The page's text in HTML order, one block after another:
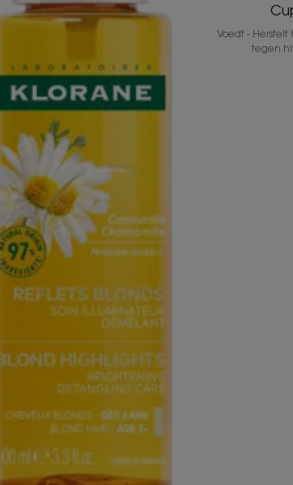
Voedt - Herstelt
tegen